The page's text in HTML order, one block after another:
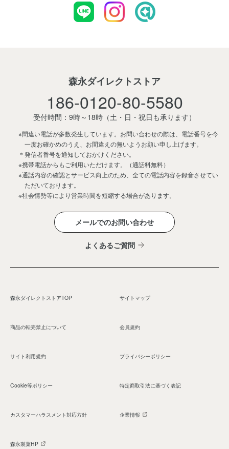
森永ダイレクトストア
186-0120-80-5580
受付時間：9時～18時 （土・日・祝日も承ります）
※間違い電話が多数発生しています。お問い合わせの際は、電話番号を今
一度お確かめのうえ、お間違えの無いようお願い申し上げます。
＊発信者番号を通知しておかけください。
※携帯電話からもご利用いただけます。（通話料無料）
※通話内容の確認とサービス向上のため、全ての電話内容を録音させてい
ただいております。
※社会情勢等により営業時間を短縮する場合があります。
メールでのお問い合わせ
よくあるご質問
森永ダイレクトストアTOP サイトマップ
商品の転売禁止について 会員規約
サイト利用規約 プライバシーポリシー
Cookie等ポリシー 特定商取引法に基づく表記
カスタマーハラスメント対応方針 企業情報
森永製菓HP